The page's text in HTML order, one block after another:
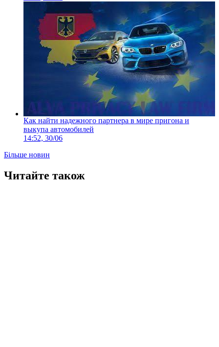
Как найти надежного партнера в мире пригона и
выкупа автомобилей
14:52, 30/06
Більше новин
Читайте також